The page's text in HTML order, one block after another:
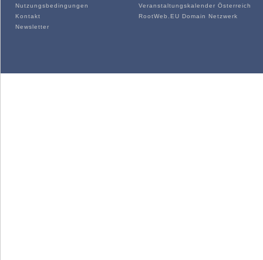
Nutzungsbedingungen
Kontakt
Newsletter
Veranstaltungskalender Österreich
RootWeb.EU Domain Netzwerk